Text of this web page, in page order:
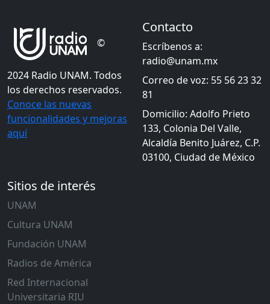
©
2024 Radio UNAM. Todos
los derechos reservados.
Conoce las nuevas
funcionalidades y mejoras
aquí
Contacto
Escríbenos a:
radio@unam.mx
Correo de voz: 55 56 23 32
81
Domicilio: Adolfo Prieto
133, Colonia Del Valle,
Alcaldía Benito Juárez, C.P.
03100, Ciudad de México
Sitios de interés
UNAM
Cultura UNAM
Fundación UNAM
Radios de América
Red Internacional
Universitaria RIU